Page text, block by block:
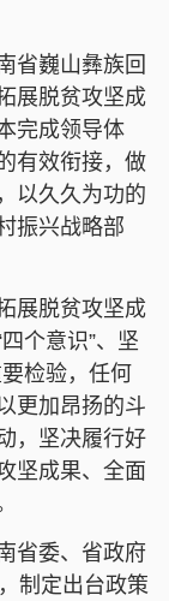
巍山彝族回
展脱贫攻坚成
完成领导体
有效衔接，做
以久久为功的
振兴战略部
展脱贫攻坚成
个意识”、坚
要检验，任何
更加昂扬的斗
，坚决履行好
坚成果、全面
省委、省政府
制定出台政策